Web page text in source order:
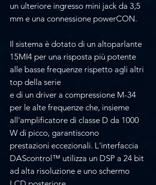
un ulteriore ingresso mini jack da 3,5
mm e una connessione powerCON.
Il sistema è dotato di un altoparlante
15MI4 per una risposta più potente
alle basse frequenze rispetto agli altri
top della serie
e di un driver a compressione M-34
per le alte frequenze che, insieme
all'amplificatore di classe D da 1000
W di picco, garantiscono
prestazioni eccezionali. L'interfaccia
DAScontrol™ utilizza un DSP a 24 bit
ad alta risoluzione e uno schermo